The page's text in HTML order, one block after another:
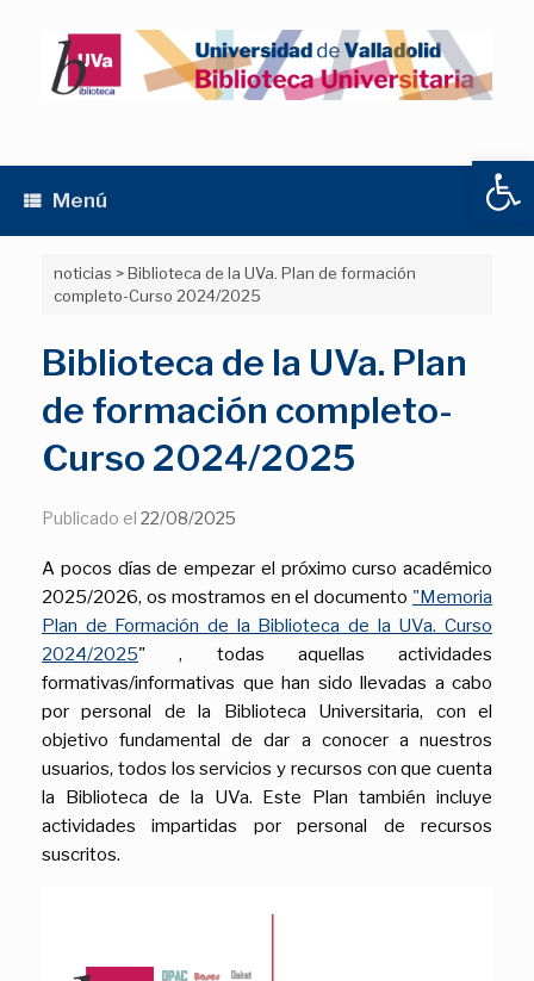
Abrir
contenido
Menú
noticias >Biblioteca de la UVa. Plan de formación
completo-Curso 2024/2025
Biblioteca de la UVa. Plan
de formación completo-
Curso 2024/2025
Publicado el 22/08/2025
A pocos días de empezar el próximo curso académico
2025/2026, os mostramos en el documento "Memoria
Plan de Formación de la Biblioteca de la UVa. Curso
2024/2025" , todas aquellas actividades
formativas/informativas que han sido llevadas a cabo
por personal de la Biblioteca Universitaria, con el
objetivo fundamental de dar a conocer a nuestros
usuarios, todos los servicios y recursos con que cuenta
la Biblioteca de la UVa. Este Plan también incluye
actividades impartidas por personal de recursos
suscritos.